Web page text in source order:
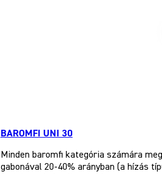
BAROMFI UNI 30
Minden baromfi kategória számára
gabonával 20-40% arányban (a hízás